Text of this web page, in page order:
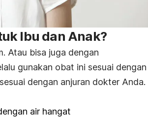
Ibu dan Anak?
Atau bisa juga dengan
gunakan obat ini sesuai dengan
dengan anjuran dokter Anda.
air hangat